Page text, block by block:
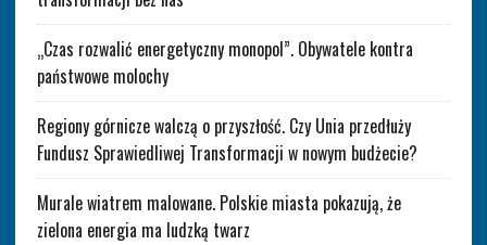
„Czas rozwalić energetyczny monopol”. Obywatele kontra
państwowe molochy
Regiony górnicze walczą o przyszłość. Czy Unia przedłuży
Fundusz Sprawiedliwej Transformacji w nowym budżecie?
Murale wiatrem malowane. Polskie miasta pokazują, że
zielona energia ma ludzką twarz